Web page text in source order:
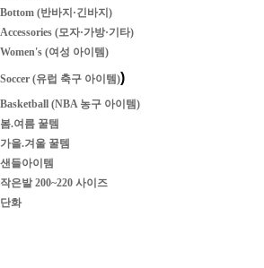
Bottom (반바지·긴바지)
Accessories (모자·가방·기타)
Women's (여성 아이템)
Soccer (유럽 축구 아이템))
Basketball (NBA 농구 아이템)
봄.여름 꿀템
가을.겨울 꿀템
샌들아이템
작은발 200~220 사이즈
단화